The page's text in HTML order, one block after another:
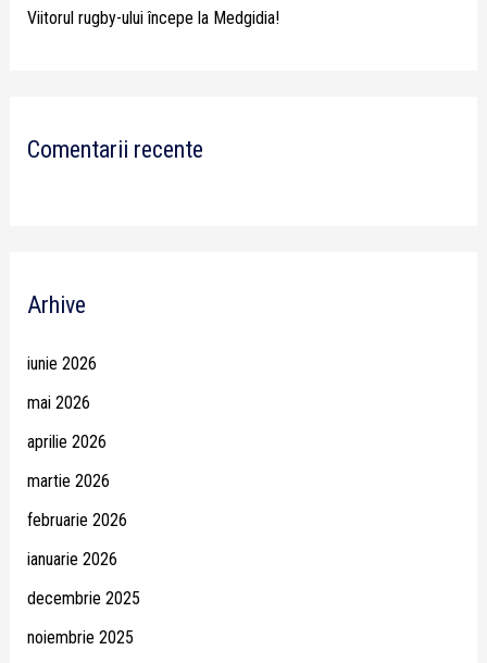
Viitorul rugby-ului începe la Medgidia!
Comentarii recente
Arhive
iunie 2026
mai 2026
aprilie 2026
martie 2026
februarie 2026
ianuarie 2026
decembrie 2025
noiembrie 2025